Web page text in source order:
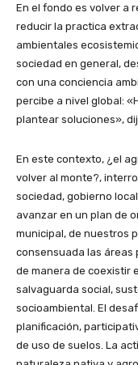
En el fondo es volver a
reducir la practica
ambientales
sociedad en general,
con una conciencia
percibe a nivel global:
plantear soluciones»,
En este contexto, ¿el
volver al monte?,
sociedad, gobierno
avanzar en un plan de
municipal, de nuestros
consensuada las áreas
de manera de coexistir
salvaguarda social,
socioambiental. El
planificación,
de uso de suelos. La